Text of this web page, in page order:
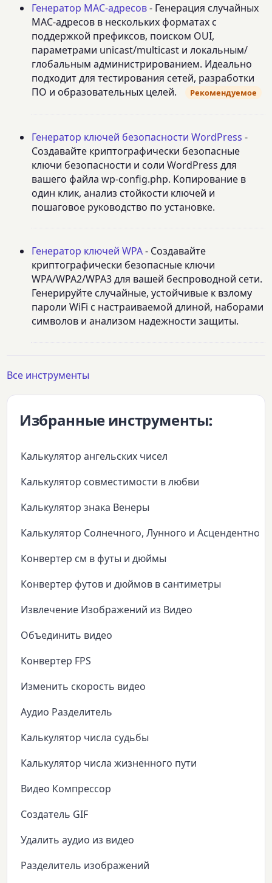
Генератор MAC-адресов- Генерация случайных
MAC-адресов в нескольких форматах с
поддержкой префиксов, поиском OUI,
параметрами unicast/multicast и локальным/
глобальным администрированием. Идеально
подходит для тестирования сетей, разработки
ПО и образовательных целей.
Рекомендуемое
Генератор ключей безопасности WordPress -
Создавайте криптографически безопасные
ключи безопасности и соли WordPress для
вашего файла wp-config.php. Копирование в
один клик, анализ стойкости ключей и
пошаговое руководство по установке.
Генератор ключей WPA- Создавайте
криптографически безопасные ключи
WPA/WPA2/WPA3 для вашей беспроводной сети.
Генерируйте случайные, устойчивые к взлому
пароли WiFi с настраиваемой длиной, наборами
символов и анализом надежности защиты.
Все инструменты
Избранные инструменты:
Калькулятор ангельских чисел
Калькулятор совместимости в любви
Калькулятор знака Венеры
Калькулятор Солнечного, Лунного и Асцендентного
Конвертер см в футы и дюймы
Конвертер футов и дюймов в сантиметры
Извлечение Изображений из Видео
Объединить видео
Конвертер FPS
Изменить скорость видео
Аудио Разделитель
Калькулятор числа судьбы
Калькулятор числа жизненного пути
Видео Компрессор
Создатель GIF
Удалить аудио из видео
Разделитель изображений